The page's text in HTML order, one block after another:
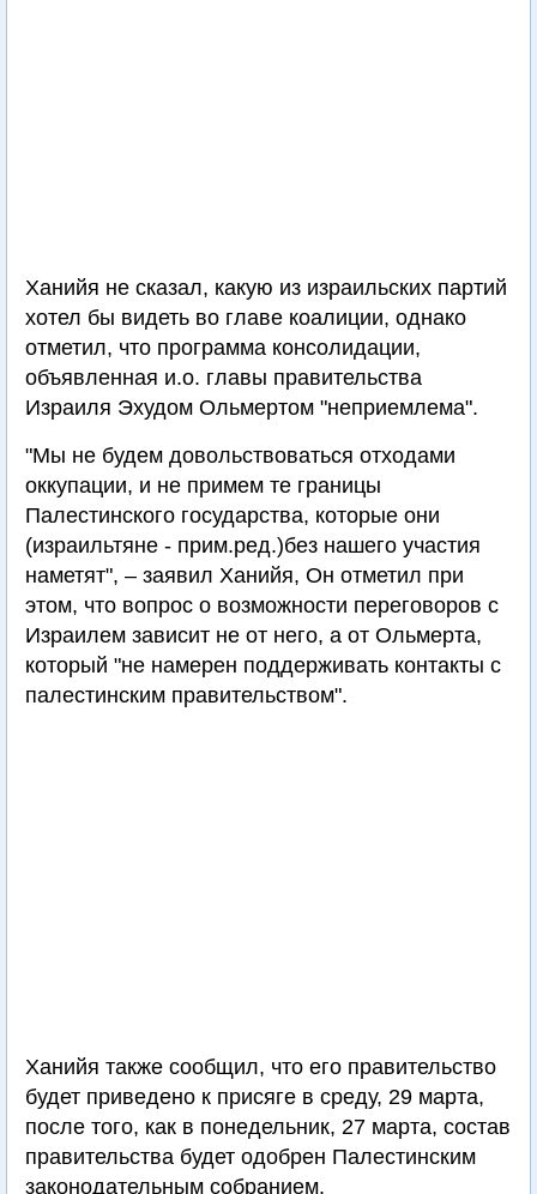
Ханийя не сказал, какую из израильских партий
хотел бы видеть во главе коалиции, однако
отметил, что программа консолидации,
объявленная и.о. главы правительства
Израиля Эхудом Ольмертом "неприемлема".
"Мы не будем довольствоваться отходами
оккупации, и не примем те границы
Палестинского государства, которые они
(израильтяне - прим.ред.)без нашего участия
наметят", – заявил Ханийя, Он отметил при
этом, что вопрос о возможности переговоров с
Израилем зависит не от него, а от Ольмерта,
который "не намерен поддерживать контакты с
палестинским правительством".
Ханийя также сообщил, что его правительство
будет приведено к присяге в среду, 29 марта,
после того, как в понедельник, 27 марта, состав
правительства будет одобрен Палестинским
законодательным собранием.